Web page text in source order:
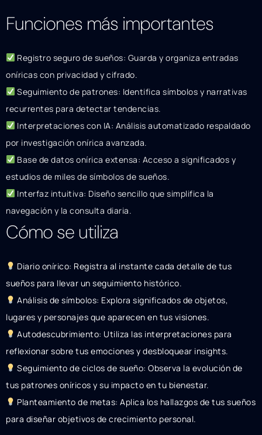
Funciones más importantes
Registro seguro de sueños: Guarda y organiza entradas
oníricas con privacidad y cifrado.
Seguimiento de patrones: Identifica símbolos y narrativas
recurrentes para detectar tendencias.
Interpretaciones con IA: Análisis automatizado respaldado
por investigación onírica avanzada.
Base de datos onírica extensa: Acceso a significados y
estudios de miles de símbolos de sueños.
Interfaz intuitiva: Diseño sencillo que simplifica la
navegación y la consulta diaria.
Cómo se utiliza
Diario onírico: Registra al instante cada detalle de tus
sueños para llevar un seguimiento histórico.
Análisis de símbolos: Explora significados de objetos,
lugares y personajes que aparecen en tus visiones.
Autodescubrimiento: Utiliza las interpretaciones para
reflexionar sobre tus emociones y desbloquear insights.
Seguimiento de ciclos de sueño: Observa la evolución de
tus patrones oníricos y su impacto en tu bienestar.
Planteamiento de metas: Aplica los hallazgos de tus sueños
para diseñar objetivos de crecimiento personal.